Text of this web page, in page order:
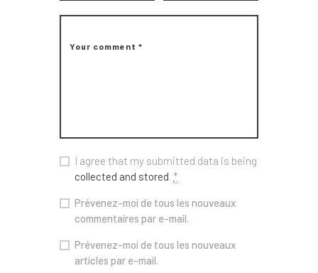
I agree that my submitted data is being
collected and stored *
Prévenez-moi de tous les nouveaux
commentaires par e-mail.
Prévenez-moi de tous les nouveaux
articles par e-mail.